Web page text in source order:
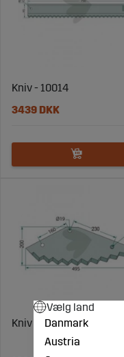
Kniv - 10014
3439 DKK
Kniv til foder vogn - 5916
Vælg land
Danmark
Austria